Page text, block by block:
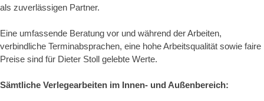
als zuverlässigen Partner.
Eine umfassende Beratung vor und während der Arbeiten,
verbindliche Terminabsprachen, eine hohe Arbeitsqualität sowie faire
Preise sind für Dieter Stoll gelebte Werte.
Sämtliche Verlegearbeiten im Innen- und Außenbereich: